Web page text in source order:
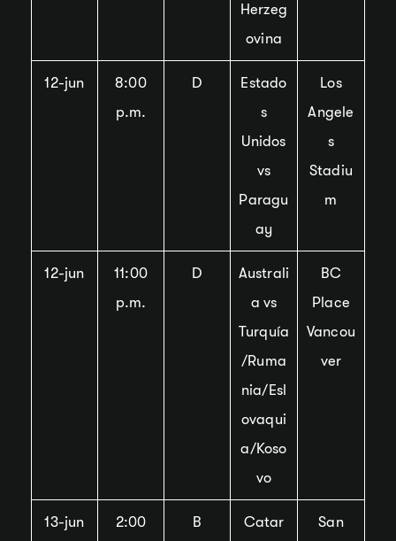
Herzeg
ovina
12-jun
8:00
p.m.
D
Estado
s
Unidos
vs
Paragu
ay
Los
Angele
s
Stadiu
m
12-jun
11:00
p.m.
D
Australi
a vs
Turquía
/Ruma
nia/Esl
ovaqui
a/Koso
vo
BC
Place
Vancou
ver
13-jun
2:00
B
Catar
San